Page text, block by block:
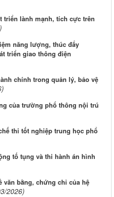
triển lành mạnh, tích cực trên
năng lượng, thúc đẩy
triển giao thông điện
chính trong quản lý, bảo vệ
của trường phổ thông nội trú
thi tốt nghiệp trung học phổ
tố tụng và thi hành án hình
bằng, chứng chỉ của hệ
2026)